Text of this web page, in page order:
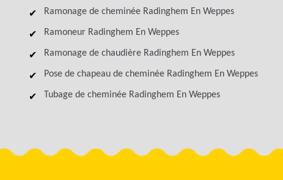
Ramonage de cheminée Radinghem En Weppes
Ramoneur Radinghem En Weppes
Ramonage de chaudière Radinghem En Weppes
Pose de chapeau de cheminée Radinghem En Weppes
Tubage de cheminée Radinghem En Weppes